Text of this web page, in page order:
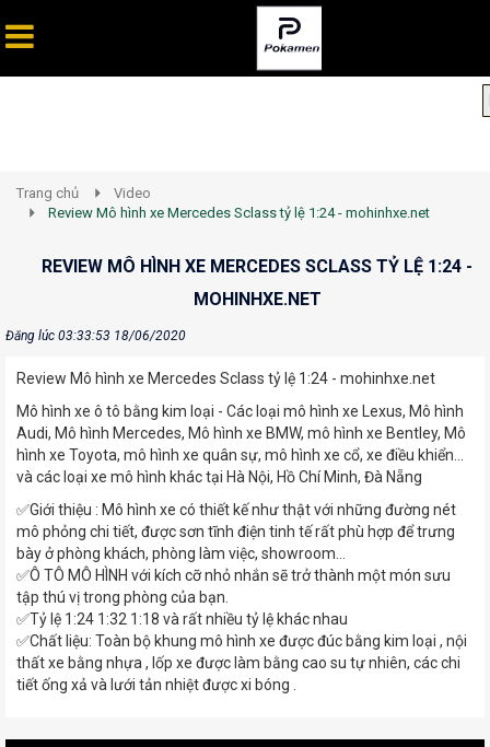
Trang chủ
Video
Review Mô hình xe Mercedes Sclass tỷ lệ 1:24 - mohinhxe.net
REVIEW MÔ HÌNH XE MERCEDES SCLASS TỶ LỆ 1:24 -
MOHINHXE.NET
Đăng lúc 03:33:53 18/06/2020
Review Mô hình xe Mercedes Sclass tỷ lệ 1:24 - mohinhxe.net
Mô hình xe ô tô bằng kim loại - Các loại mô hình xe Lexus, Mô hình
Audi, Mô hình Mercedes, Mô hình xe BMW, mô hình xe Bentley, Mô
hình xe Toyota, mô hình xe quân sự, mô hình xe cổ, xe điều khiển...
và các loại xe mô hình khác tại Hà Nội, Hồ Chí Minh, Đà Nẵng
✅Giới thiệu : Mô hình xe có thiết kế như thật với những đường nét
mô phỏng chi tiết, được sơn tĩnh điện tinh tế rất phù hợp để trưng
bày ở phòng khách, phòng làm việc, showroom...
✅Ô TÔ MÔ HÌNH với kích cỡ nhỏ nhắn sẽ trở thành một món sưu
tập thú vị trong phòng của bạn.
✅Tỷ lệ 1:24 1:32 1:18 và rất nhiều tỷ lệ khác nhau
✅Chất liệu: Toàn bộ khung mô hình xe được đúc bằng kim loại , nội
thất xe bằng nhựa , lốp xe được làm bằng cao su tự nhiên, các chi
tiết ống xả và lưới tản nhiệt được xi bóng .